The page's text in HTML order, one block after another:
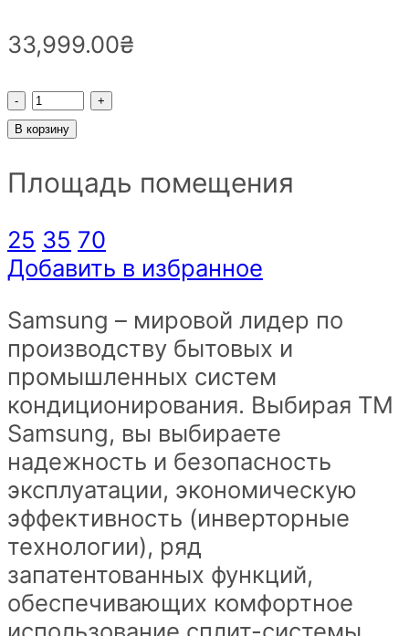
33,999.00₴
Кондиционер
инверторный
Basic
сплит-
система
50кв
м
до
-22
на
обогрев
quantity
В корзину
Площадь помещения
25 35 70
Добавить в избранное
Samsung – мировой лидер по
производству бытовых и
промышленных систем
кондиционирования. Выбирая ТМ
Samsung, вы выбираете
надежность и безопасность
эксплуатации, экономическую
эффективность (инверторные
технологии), ряд
запатентованных функций,
обеспечивающих комфортное